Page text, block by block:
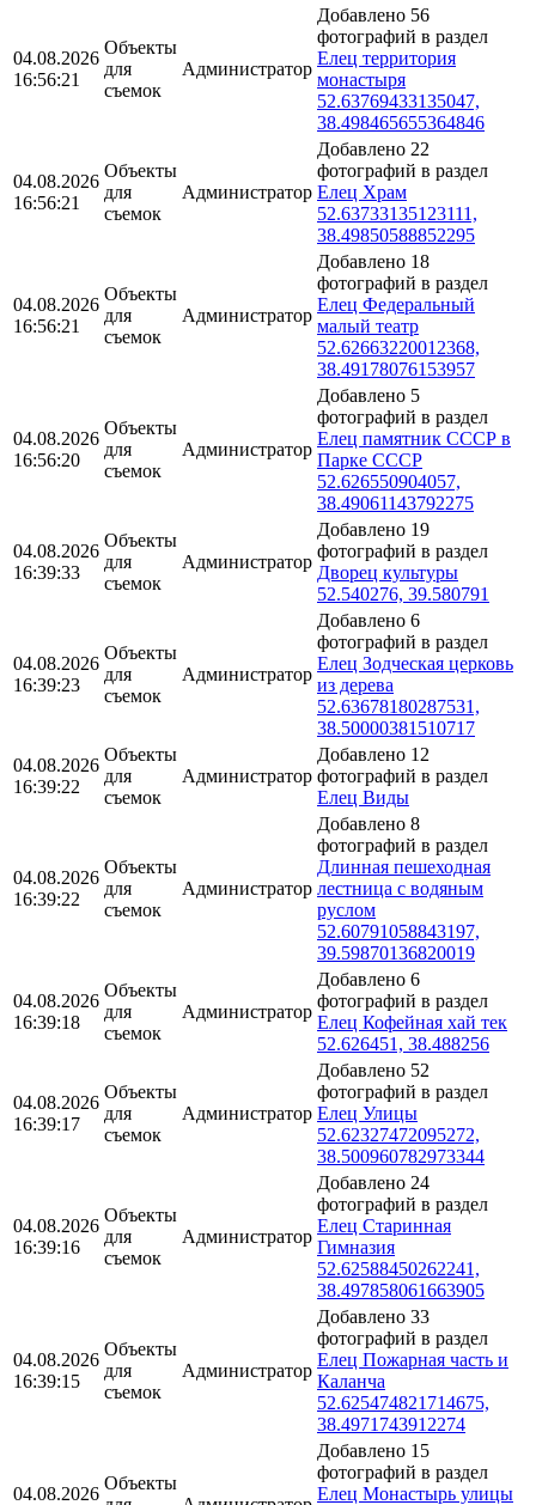
04.08.2026
16:56:21
Объекты
для
съемок
Администратор
Добавлено 56
фотографий в раздел
Елец территория
монастыря
52.63769433135047,
38.498465655364846
04.08.2026
16:56:21
Объекты
для
съемок
Администратор
Добавлено 22
фотографий в раздел
Елец Храм
52.63733135123111,
38.49850588852295
04.08.2026
16:56:21
Объекты
для
съемок
Администратор
Добавлено 18
фотографий в раздел
Елец Федеральный
малый театр
52.62663220012368,
38.49178076153957
04.08.2026
16:56:20
Объекты
для
съемок
Администратор
Добавлено 5
фотографий в раздел
Елец памятник СССР в
Парке СССР
52.626550904057,
38.49061143792275
04.08.2026
16:39:33
Объекты
для
съемок
Администратор
Добавлено 19
фотографий в раздел
Дворец культуры
52.540276, 39.580791
04.08.2026
16:39:23
Объекты
для
съемок
Администратор
Добавлено 6
фотографий в раздел
Елец Зодческая церковь
из дерева
52.63678180287531,
38.50000381510717
04.08.2026
16:39:22
Объекты
для
съемок
Администратор
Добавлено 12
фотографий в раздел
Елец Виды
04.08.2026
16:39:22
Объекты
для
съемок
Администратор
Добавлено 8
фотографий в раздел
Длинная пешеходная
лестница с водяным
руслом
52.60791058843197,
39.59870136820019
04.08.2026
16:39:18
Объекты
для
съемок
Администратор
Добавлено 6
фотографий в раздел
Елец Кофейная хай тек
52.626451, 38.488256
04.08.2026
16:39:17
Объекты
для
съемок
Администратор
Добавлено 52
фотографий в раздел
Елец Улицы
52.62327472095272,
38.500960782973344
04.08.2026
16:39:16
Объекты
для
съемок
Администратор
Добавлено 24
фотографий в раздел
Елец Старинная
Гимназия
52.62588450262241,
38.497858061663905
04.08.2026
16:39:15
Объекты
для
съемок
Администратор
Добавлено 33
фотографий в раздел
Елец Пожарная часть и
Каланча
52.625474821714675,
38.4971743912274
04.08.2026
Объекты
Добавлено 15
фотографий в раздел
Елец Монастырь улицы